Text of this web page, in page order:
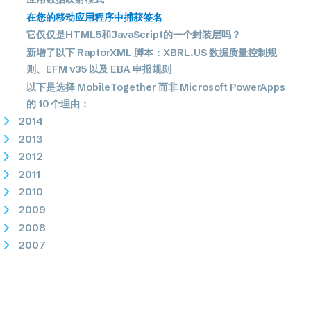
在您的移动应用程序中捕获签名
它仅仅是HTML5和JavaScript的一个封装层吗？
新增了以下 RaptorXML 脚本：XBRL.US 数据质量控制规
则、EFM v35 以及 EBA 申报规则
以下是选择 MobileTogether 而非 Microsoft PowerApps
的 10 个理由：
2014
2013
2012
2011
2010
2009
2008
2007